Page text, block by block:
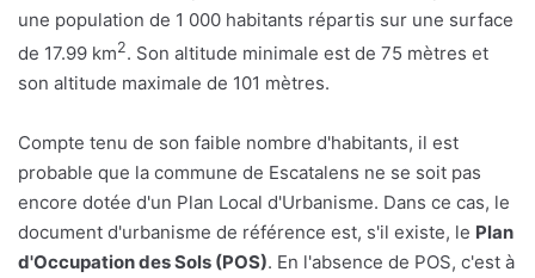
une population de 1 000 habitants répartis sur une surface
de 17.99 km2. Son altitude minimale est de 75 mètres et
son altitude maximale de 101 mètres.
Compte tenu de son faible nombre d'habitants, il est
probable que la commune de Escatalens ne se soit pas
encore dotée d'un Plan Local d'Urbanisme. Dans ce cas, le
document d'urbanisme de référence est, s'il existe, le Plan
d'Occupation des Sols (POS). En l'absence de POS, c'est à